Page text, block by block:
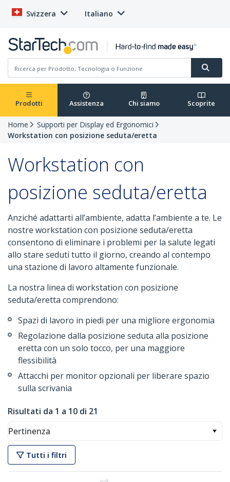
Svizzera Italiano
Prodotti Assistenza Chi siamo Scoprite
Home
Supporti per Display ed Ergonomici
Workstation con posizione seduta/eretta
Workstation con
posizione seduta/eretta
Anziché adattarti all’ambiente, adatta l’ambiente a te. Le
nostre workstation con posizione seduta/eretta
consentono di eliminare i problemi per la salute legati
allo stare seduti tutto il giorno, creando al contempo
una stazione di lavoro altamente funzionale.
La nostra linea di workstation con posizione
seduta/eretta comprendono:
Spazi di lavoro in piedi per una migliore ergonomia
Regolazione dalla posizione seduta alla posizione
eretta con un solo tocco, per una maggiore
flessibilità
Attacchi per monitor opzionali per liberare spazio
sulla scrivania
Risultati da 1 a 10 di 21
Pertinenza
Tutti i filtri